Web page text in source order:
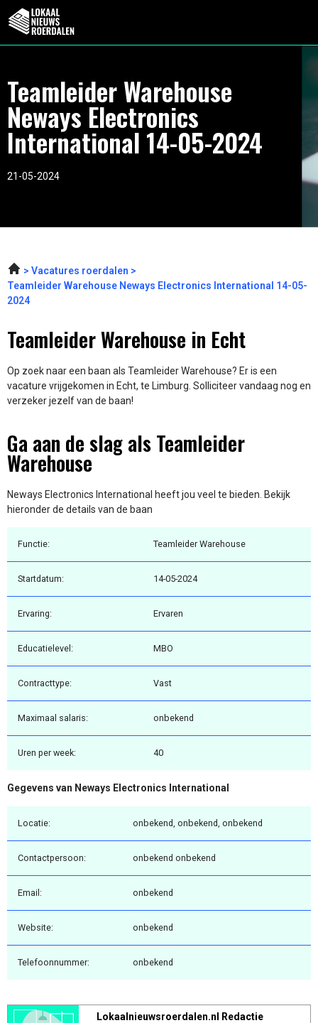
Teamleider Warehouse
Neways Electronics
International 14-05-2024
21-05-2024
Vacatures roerdalen
Teamleider Warehouse Neways Electronics International 14-05-
2024
Teamleider Warehouse in Echt
Op zoek naar een baan als Teamleider Warehouse? Er is een
vacature vrijgekomen in Echt, te Limburg. Solliciteer vandaag nog en
verzeker jezelf van de baan!
Ga aan de slag als Teamleider
Warehouse
Neways Electronics International heeft jou veel te bieden. Bekijk
hieronder de details van de baan
Functie: Teamleider Warehouse
Startdatum: 14-05-2024
Ervaring: Ervaren
Educatielevel: MBO
Contracttype: Vast
Maximaal salaris: onbekend
Uren per week: 40
Gegevens van Neways Electronics International
Locatie: onbekend, onbekend, onbekend
Contactpersoon: onbekend onbekend
Email: onbekend
Website: onbekend
Telefoonnummer: onbekend
Lokaalnieuwsroerdalen.nl Redactie